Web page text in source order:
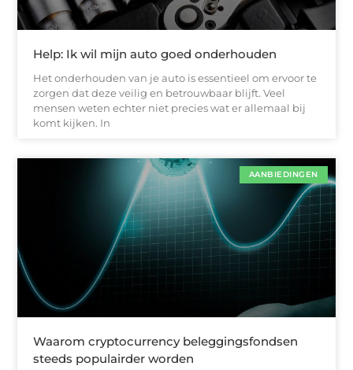
Help: Ik wil mijn auto goed onderhouden
Het onderhouden van je auto is essentieel om ervoor te
zorgen dat deze veilig en betrouwbaar blijft. Veel
mensen weten echter niet precies wat er allemaal bij
komt kijken. In
AANBIEDINGEN
Waarom cryptocurrency beleggingsfondsen
steeds populairder worden